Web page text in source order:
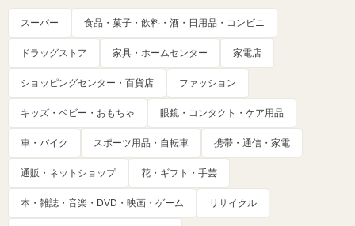
スーパー 食品・菓子・飲料・酒・日用品・コンビニ
ドラッグストア 家具・ホームセンター 家電店
ショッピングセンター・百貨店 ファッション
キッズ・ベビー・おもちゃ 眼鏡・コンタクト・ケア用品
車・バイク スポーツ用品・自転車 携帯・通信・家電
通販・ネットショップ 花・ギフト・手芸
本・雑誌・音楽・DVD・映画・ゲーム リサイクル